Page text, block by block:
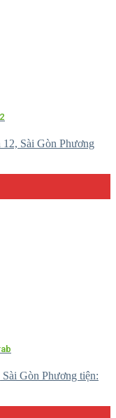
Sài Gòn Phương
Gòn Phương tiện: